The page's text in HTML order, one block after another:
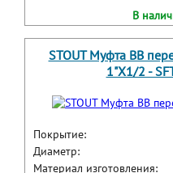
В
STOUT Муфта ВВ
1"X1/2 -
Покрытие:
Диаметр:
Материал изготовления: